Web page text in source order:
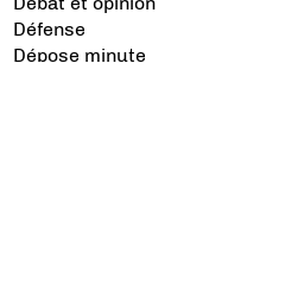
Défense
Dépose minute